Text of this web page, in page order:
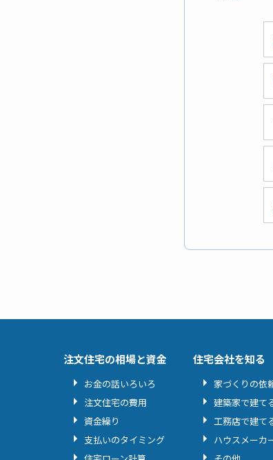
注文住宅の相場と資金
お金の話いろいろ
注文住宅の費用
資金繰り
支払いのタイミング
住宅会社を知る
家づくりの依
建築家で建て
工務店で建て
ハウスメーカ